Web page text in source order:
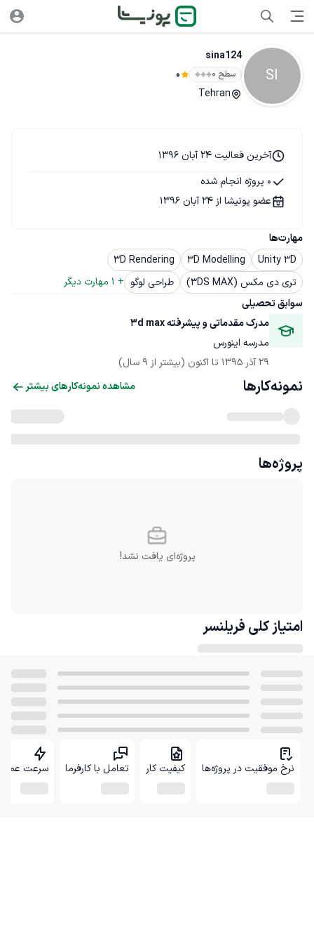
SI
sina124
سطح ۰ 0
Tehran
مهارت‌ها
Unity 3D
3D Modelling
3D Rendering
تری دی مکس (3DS MAX)
طراحی لوگو +
1 مهارت دیگر
سوابق تحصیلی
مدرک مقدماتی و پیشرفته 3d max
مدرسه اینورس
29 آذر 1395
تا اکنون (بیشتر از 9 سال)
آخرین فعالیت 24 آبان 1396
0 پروژه انجام شده
عضو پونیشا از 24 آبان 1396
نمونه‌کارها مشاهده نمونه‌کارهای بیشتر
پروژه‌ها
پروژه‌ای یافت نشد!
امتیاز کلی فریلنسر
نرخ موفقیت در پروژه‌ها کیفیت کار تعامل با کارفرما سرعت عمل